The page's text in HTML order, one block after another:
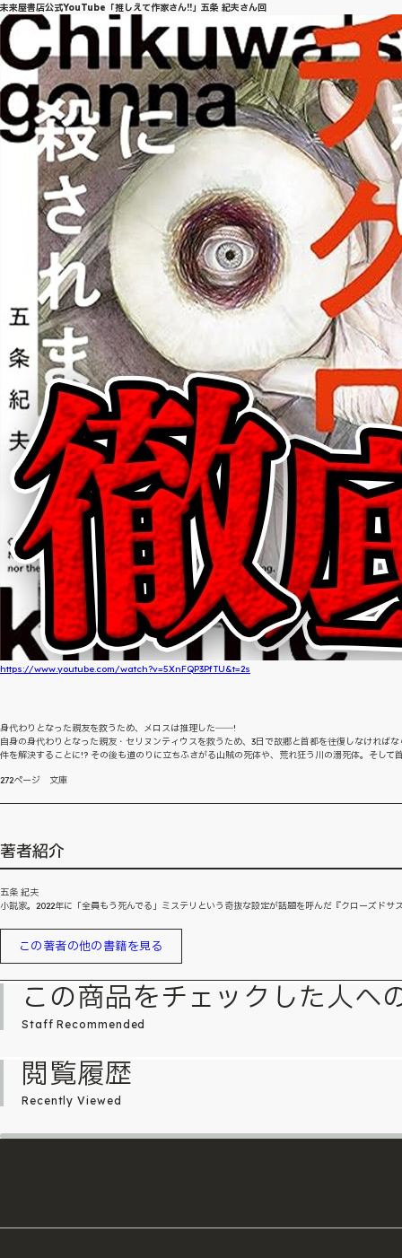
未来屋書店公式YouTube「推しえて作家さん!!」五条 紀夫さん回
https://www.youtube.com/watch?v=5XnFQP3PfTU&t=2s
身代わりとなった親友を救うため、メロスは推理した――!
自身の身代わりとなった親友・セリヌンティウスを救うため、3日で故郷と首都を往復しなけれ
件を解決することに!? その後も道のりに立ちふさがる山賊の死体や、荒れ狂う川の溺死体。そし
272ページ 文庫
著者紹介
五条 紀夫
小説家。2022年に「全員もう死んでる」ミステリという奇抜な設定が話題を呼んだ『クローズド
この著者の他の書籍を見る
この商品をチェックした人へ
Staff Recommended
閲覧履歴
Recently Viewed